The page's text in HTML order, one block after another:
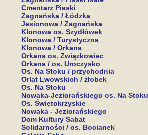
Cmentarz Piaski
Zagnańska / Łódzka
Jesionowa / Zagnańska
Klonowa os. Szydłówek
Klonowa / Turystyczna
Klonowa / Orkana
Orkana os. Związkowiec
Orkana / os. Uroczysko
Os. Na Stoku / przychodnia
Orląt Lwowskich / żłobek
Os. Na Stoku
Nowaka-Jeziorańskiego os. Na Stoku
Os. Świętokrzyskie
Nowaka - Jeziorańskiego
Dom Kultury Sabat
Solidarności / os. Bocianek